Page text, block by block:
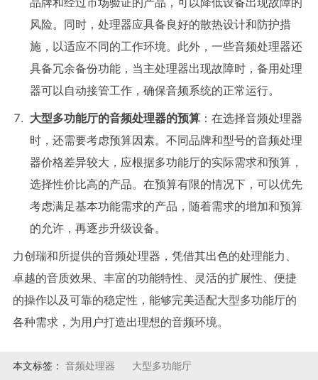
风险。同时，处理器应具备良好的散热设计和防护措
施，以适应不同的工作环境。此外，一些音频处理器还
具备冗余备份功能，当主处理器出现故障时，备用处理
器可以自动接管工作，确保音频系统的正常运行。
大型多功能厅的音频处理器的预算：在选择音频处理器
时，还需要考虑预算因素。不同品牌和型号的音频处理
器价格差异较大，应根据多功能厅的实际需求和预算，
选择性价比高的产品。在预算有限的情况下，可以优先
考虑满足基本功能需求的产品，随着需求的增加和预算
的允许，再逐步升级设备。
力创瑞和所提供的音频处理器，凭借其出色的处理能力、
卓越的音质效果、丰富的功能特性、灵活的扩展性、便捷
的操作以及可靠的稳定性，能够完美适配大型多功能厅的
各种需求，为用户打造出理想的音频环境。
本文标签： 音频处理器 大型多功能厅